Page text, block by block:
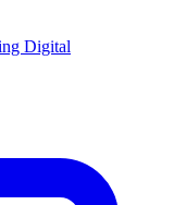
Digital